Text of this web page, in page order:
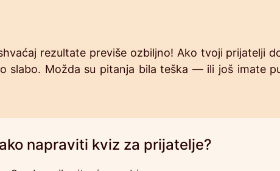
rezultate previše ozbiljno! Ako tvoji prijatelji
slabo. Možda su pitanja bila teška — ili još imate
napraviti kviz za prijatelje?